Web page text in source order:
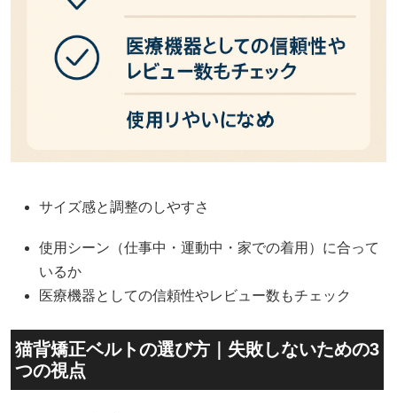
サイズ感と調整のしやすさ
使用シーン（仕事中・運動中・家での着用）に合って
いるか
医療機器としての信頼性やレビュー数もチェック
猫背矯正ベルトの選び方｜失敗しないための3
つの視点